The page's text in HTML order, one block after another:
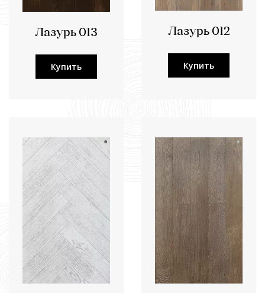
Лазурь 013
Купить
Лазурь 012
Купить